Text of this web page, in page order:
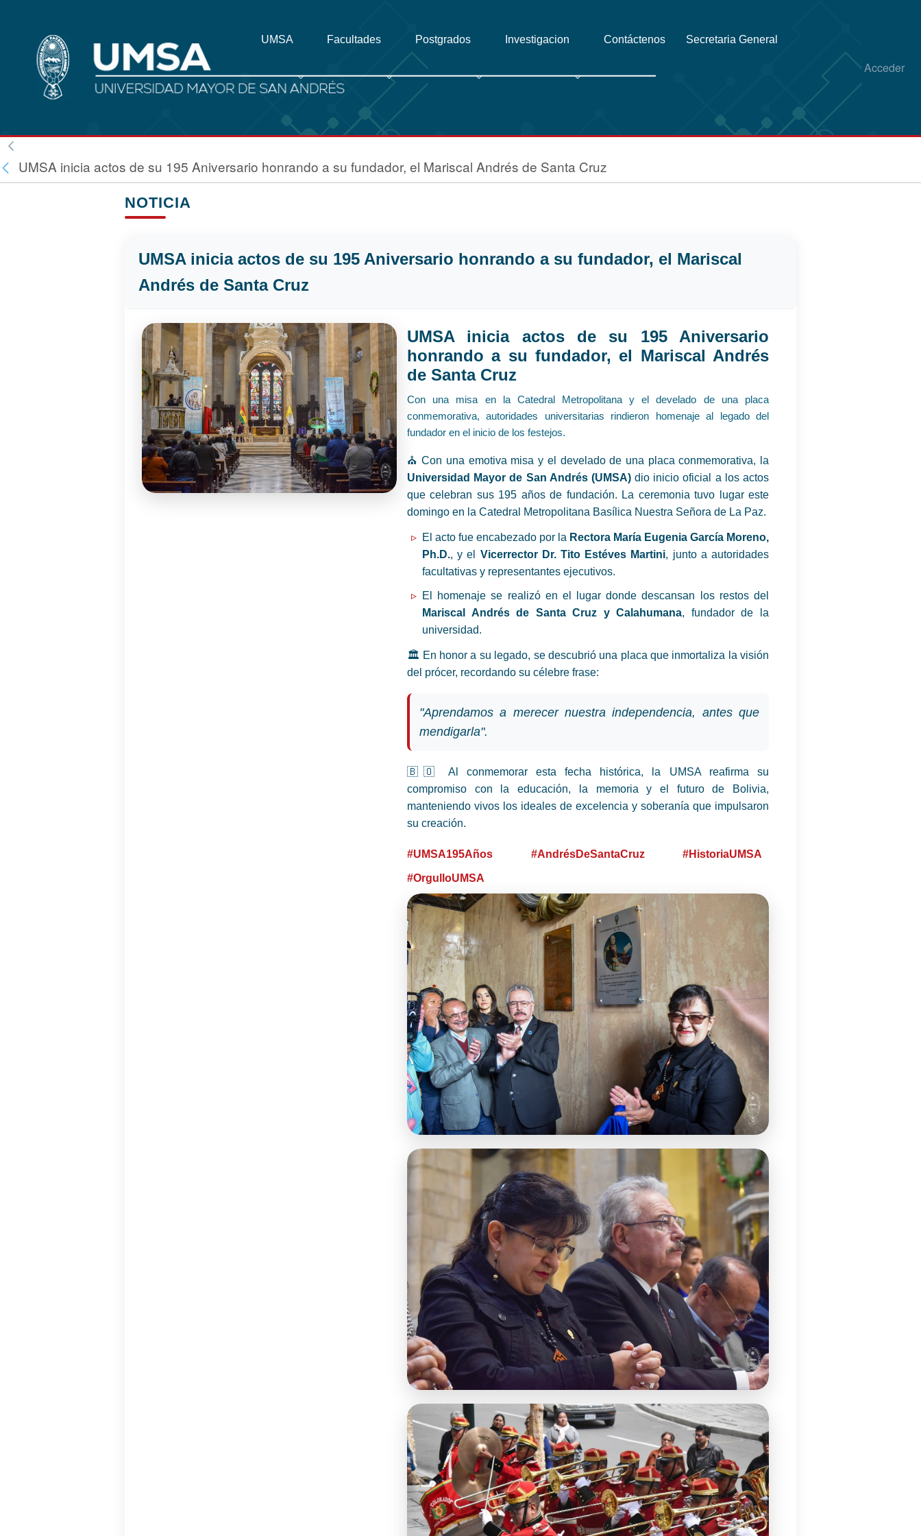
Acceder
UMSA Facultades Postgrados Investigacion Contáctenos Secretaria General
UMSA inicia actos de su 195 Aniversario honrando a su fundador, el Mariscal Andrés de Santa Cruz
NOTICIA
UMSA inicia actos de su 195 Aniversario honrando a su fundador, el Mariscal
Andrés de Santa Cruz
UMSA inicia actos de su 195 Aniversario
honrando a su fundador, el Mariscal Andrés
de Santa Cruz
Con una misa en la Catedral Metropolitana y el develado de una placa
conmemorativa, autoridades universitarias rindieron homenaje al legado del
fundador en el inicio de los festejos.
⛪ Con una emotiva misa y el develado de una placa conmemorativa, la
Universidad Mayor de San Andrés (UMSA)dio inicio oficial a los actos
que celebran sus 195 años de fundación. La ceremonia tuvo lugar este
domingo en la Catedral Metropolitana Basílica Nuestra Señora de La Paz.
El acto fue encabezado por la Rectora María Eugenia García Moreno,
Ph.D., y el Vicerrector Dr. Tito Estéves Martini, junto a autoridades
facultativas y representantes ejecutivos.
El homenaje se realizó en el lugar donde descansan los restos del
Mariscal Andrés de Santa Cruz y Calahumana, fundador de la
universidad.
🏛️ En honor a su legado, se descubrió una placa que inmortaliza la visión
del prócer, recordando su célebre frase:
"Aprendamos a merecer nuestra independencia, antes que
mendigarla".
🇧🇴 Al conmemorar esta fecha histórica, la UMSA reafirma su
compromiso con la educación, la memoria y el futuro de Bolivia,
manteniendo vivos los ideales de excelencia y soberanía que impulsaron
su creación.
#UMSA195Años #AndrésDeSantaCruz #HistoriaUMSA
#OrgulloUMSA